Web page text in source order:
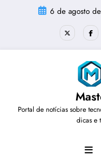
6 de agosto
Portal de notícias sobre
dicas e